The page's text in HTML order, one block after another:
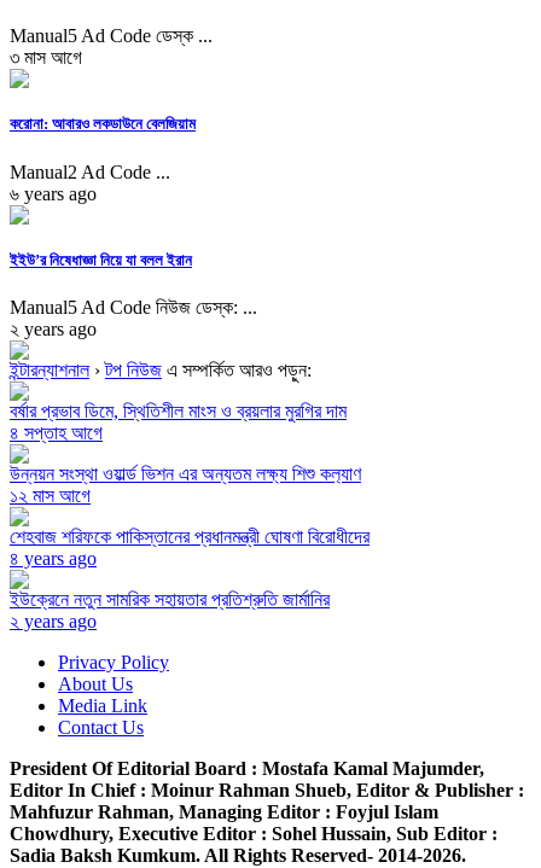
Manual5 Ad Code ডেস্ক ...
৩ মাস আগে
করোনা: আবারও লকডাউনে বেলজিয়াম
Manual2 Ad Code ...
৬ years ago
ইইউ’র নিষেধাজ্ঞা নিয়ে যা বলল ইরান
Manual5 Ad Code নিউজ ডেস্ক: ...
২ years ago
ইন্টারন্যাশনাল›টপ নিউজ এ সম্পর্কিত আরও পড়ুন:
বর্ষার প্রভাব ডিমে, স্থিতিশীল মাংস ও ব্রয়লার মুরগির দাম
৪ সপ্তাহ আগে
উন্নয়ন সংস্থা ওয়ার্ল্ড ভিশন এর অন্যতম লক্ষ‌্য শিশু কল‌্যাণ
১২ মাস আগে
শেহবাজ শরিফকে পাকিস্তানের প্রধানমন্ত্রী ঘোষণা বিরোধীদের
৪ years ago
ইউক্রেনে নতুন সামরিক সহায়তার প্রতিশ্রুতি জার্মানির
২ years ago
Privacy Policy
About Us
Media Link
Contact Us
President Of Editorial Board : Mostafa Kamal Majumder,
Editor In Chief : Moinur Rahman Shueb, Editor & Publisher :
Mahfuzur Rahman, Managing Editor : Foyjul Islam
Chowdhury, Executive Editor : Sohel Hussain, Sub Editor :
Sadia Baksh Kumkum. All Rights Reserved- 2014-2026.